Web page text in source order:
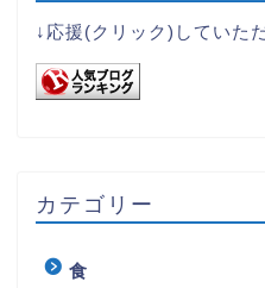
↓応援(クリック)していた
カテゴリー
食